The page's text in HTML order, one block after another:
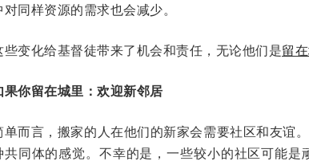
对同样资源的需求也会减少。
些变化给基督徒带来了机会和责任，无论他们是留
果你留在城里：欢迎新邻居
单而言，搬家的人在他们的新家会需要社区和友谊
共同体的感觉。不幸的是，一些较小的社区可能